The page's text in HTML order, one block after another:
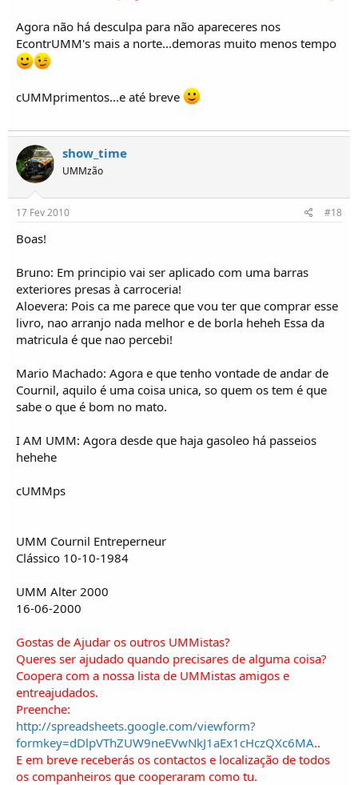
Agora não há desculpa para não apareceres nos
EcontrUMM's mais a norte...demoras muito menos tempo
cUMMprimentos...e até breve
show_time
UMMzão
17 Fev 2010 #18
Boas!
Bruno: Em principio vai ser aplicado com uma barras
exteriores presas à carroceria!
Aloevera: Pois ca me parece que vou ter que comprar esse
livro, nao arranjo nada melhor e de borla heheh Essa da
matricula é que nao percebi!
Mario Machado: Agora e que tenho vontade de andar de
Cournil, aquilo é uma coisa unica, so quem os tem é que
sabe o que é bom no mato.
I AM UMM: Agora desde que haja gasoleo há passeios
hehehe
cUMMps
UMM Cournil Entreperneur
Clássico 10-10-1984
UMM Alter 2000
16-06-2000
Gostas de Ajudar os outros UMMistas?
Queres ser ajudado quando precisares de alguma coisa?
Coopera com a nossa lista de UMMistas amigos e
entreajudados.
Preenche:
http://spreadsheets.google.com/viewform?
formkey=dDlpVThZUW9neEVwNkJ1aEx1cHczQXc6MA..
E em breve receberás os contactos e localização de todos
os companheiros que cooperaram como tu.